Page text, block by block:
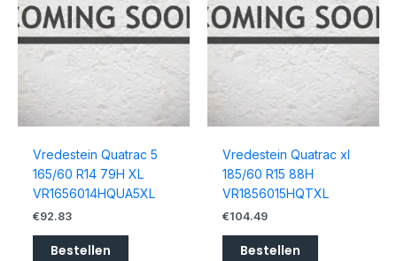
Vredestein Quatrac 5
165/60 R14 79H XL
VR1656014HQUA5XL
€92.83
Bestellen
Vredestein Quatrac xl
185/60 R15 88H
VR1856015HQTXL
€104.49
Bestellen